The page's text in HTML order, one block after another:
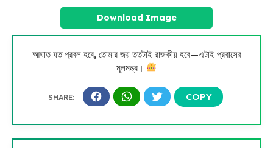
Download Image
আঘাত যত প্রবল হবে, তোমার জয় ততটাই রাজকীয় হবে—এটাই প্রবাসের
মূলমন্ত্র।